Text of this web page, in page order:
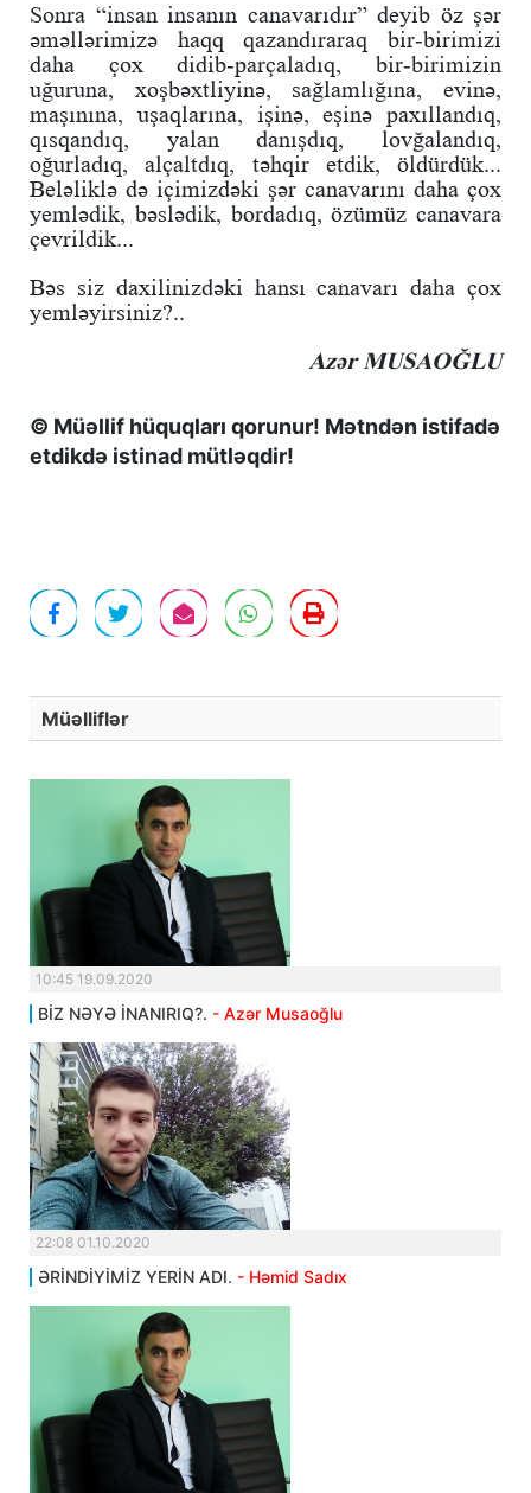
Sonra “insan insanın canavarıdır” deyib öz şər
əməllərimizə haqq qazandıraraq bir-birimizi
daha çox didib-parçaladıq, bir-birimizin
uğuruna, xoşbəxtliyinə, sağlamlığına, evinə,
maşınına, uşaqlarına, işinə, eşinə paxıllandıq,
qısqandıq, yalan danışdıq, lovğalandıq,
oğurladıq, alçaltdıq, təhqir etdik, öldürdük...
Beləliklə də içimizdəki şər canavarını daha çox
yemlədik, bəslədik, bordadıq, özümüz canavara
çevrildik...
Bəs siz daxilinizdəki hansı canavarı daha çox
yemləyirsiniz?..
Azər MUSAOĞLU
© Müəllif hüquqları qorunur! Mətndən istifadə
etdikdə istinad mütləqdir!
Müəlliflər
10:45 19.09.2020
BİZ NƏYƏ İNANIRIQ?. - Azər Musaoğlu
22:08 01.10.2020
ƏRİNDİYİMİZ YERİN ADI. - Həmid Sadıx